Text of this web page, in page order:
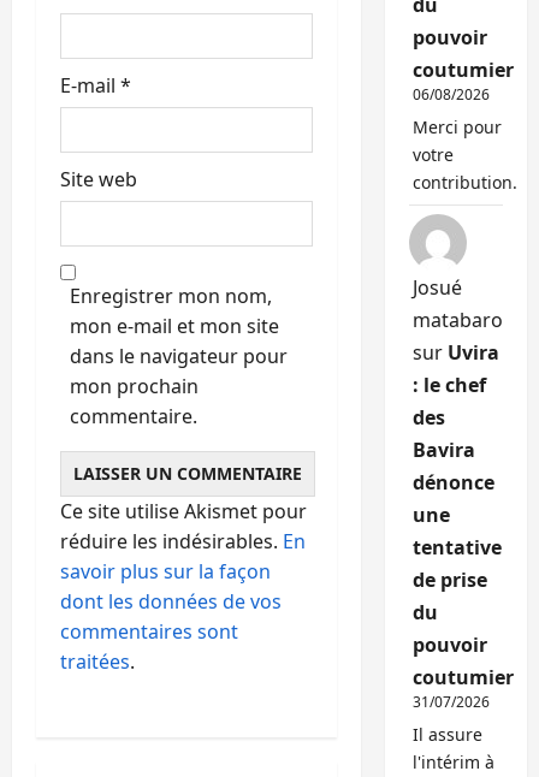
E-mail *
Site web
Enregistrer mon nom,
mon e-mail et mon site
dans le navigateur pour
mon prochain
commentaire.
Ce site utilise Akismet pour
réduire les indésirables. En
savoir plus sur la façon
dont les données de vos
commentaires sont
traitées.
pouvoir
coutumier
06/08/2026
Merci pour
votre
contribution.
Josué
matabaro
sur Uvira
: le chef
des
Bavira
dénonce
une
tentative
de prise
du
pouvoir
coutumier
31/07/2026
Il assure
l'intérim à